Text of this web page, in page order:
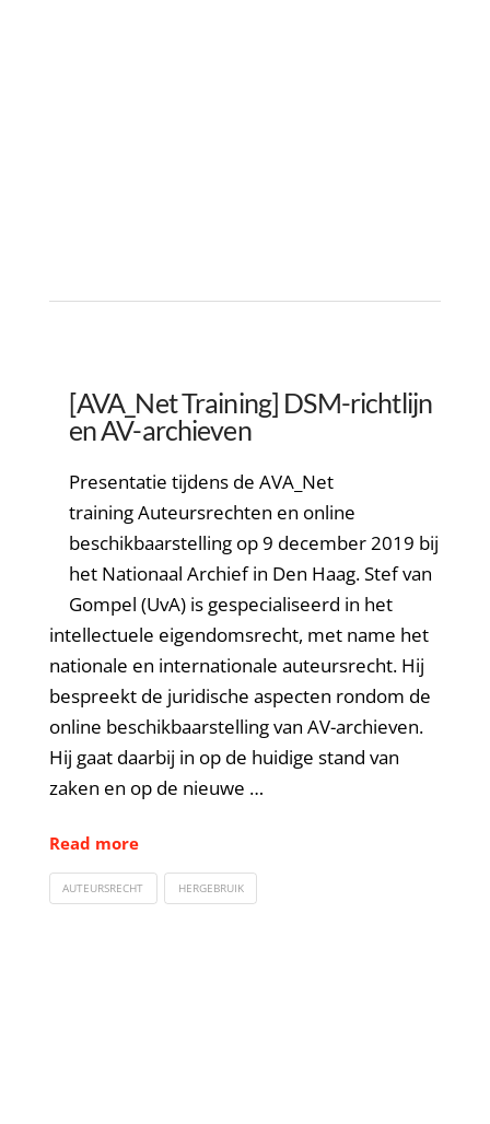
[AVA_Net Training] DSM-richtlijn
en AV-archieven
Presentatie tijdens de AVA_Net
training Auteursrechten en online
beschikbaarstelling op 9 december 2019 bij
het Nationaal Archief in Den Haag. Stef van
Gompel (UvA) is gespecialiseerd in het
intellectuele eigendomsrecht, met name het
nationale en internationale auteursrecht. Hij
bespreekt de juridische aspecten rondom de
online beschikbaarstelling van AV-archieven.
Hij gaat daarbij in op de huidige stand van
zaken en op de nieuwe …
Read more
AUTEURSRECHT HERGEBRUIK